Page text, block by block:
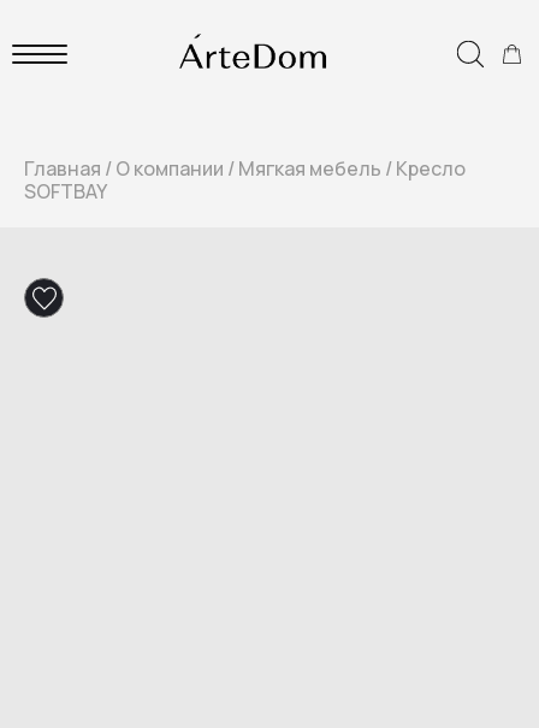
Главная /О компании /Мягкая мебель /Кресло
SOFTBAY